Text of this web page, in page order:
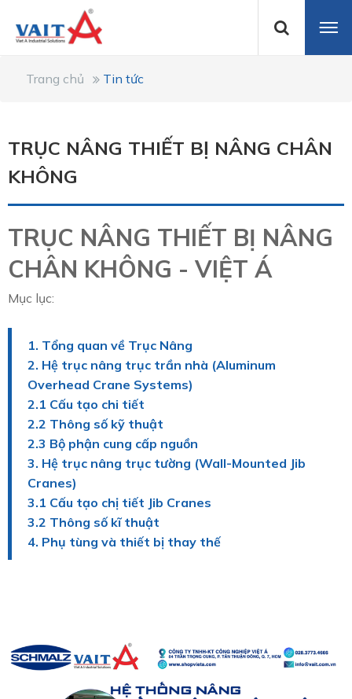
Trang chủ Tin tức
TRỤC NÂNG THIẾT BỊ NÂNG CHÂN
KHÔNG
TRỤC NÂNG THIẾT BỊ NÂNG
CHÂN KHÔNG - VIỆT Á
Mục lục:
1. Tổng quan về Trục Nâng
2. Hệ trục nâng trục trần nhà (Aluminum
Overhead Crane Systems)
2.1 Cấu tạo chi tiết
2.2 Thông số kỹ thuật
2.3 Bộ phận cung cấp nguồn
3. Hệ trục nâng trục tường (Wall-Mounted Jib
Cranes)
3.1 Cấu tạo chị tiết Jib Cranes
3.2 Thông số kĩ thuật
4. Phụ tùng và thiết bị thay thế